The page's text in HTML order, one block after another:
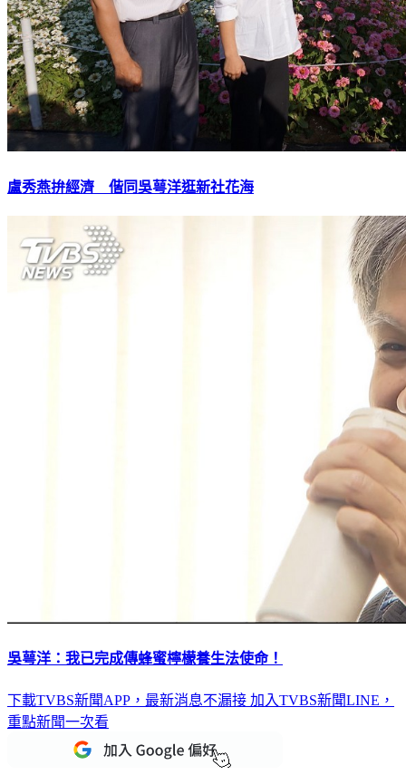
盧秀燕拚經濟 偕同吳萼洋逛新社花海
吳萼洋：我已完成傳蜂蜜檸檬養生法使命！
下載TVBS新聞APP，最新消息不漏接 加入TVBS新聞LINE，
重點新聞一次看